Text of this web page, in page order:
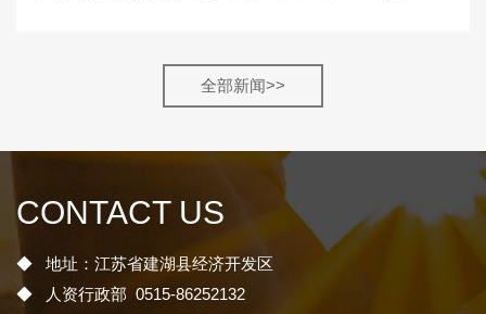
全部新闻>>
CONTACT US
◆ 地址：江苏省建湖县经济开发区
◆ 人资行政部 0515-86252132